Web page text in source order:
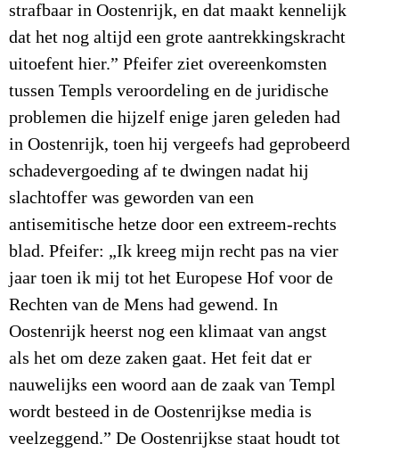
strafbaar in Oostenrijk, en dat maakt kennelijk
dat het nog altijd een grote aantrekkingskracht
uitoefent hier.” Pfeifer ziet overeenkomsten
tussen Templs veroordeling en de juridische
problemen die hijzelf enige jaren geleden had
in Oostenrijk, toen hij vergeefs had geprobeerd
schadevergoeding af te dwingen nadat hij
slachtoffer was geworden van een
antisemitische hetze door een extreem-rechts
blad. Pfeifer: „Ik kreeg mijn recht pas na vier
jaar toen ik mij tot het Europese Hof voor de
Rechten van de Mens had gewend. In
Oostenrijk heerst nog een klimaat van angst
als het om deze zaken gaat. Het feit dat er
nauwelijks een woord aan de zaak van Templ
wordt besteed in de Oostenrijkse media is
veelzeggend.” De Oostenrijkse staat houdt tot